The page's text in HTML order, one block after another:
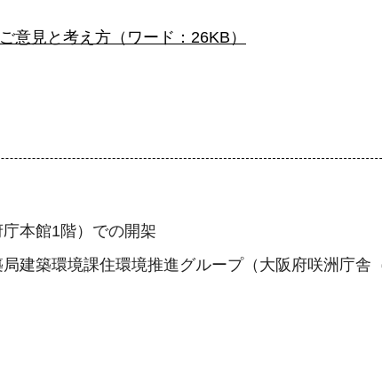
ご意見と考え方（ワード：26KB）
庁本館1階）での開架
局建築環境課住環境推進グループ（大阪府咲洲庁